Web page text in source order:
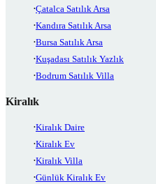
Çatalca Satılık Arsa
Kandıra Satılık Arsa
Bursa Satılık Arsa
Kuşadası Satılık Yazlık
Bodrum Satılık Villa
Kiralık
Kiralık Daire
Kiralık Ev
Kiralık Villa
Günlük Kiralık Ev